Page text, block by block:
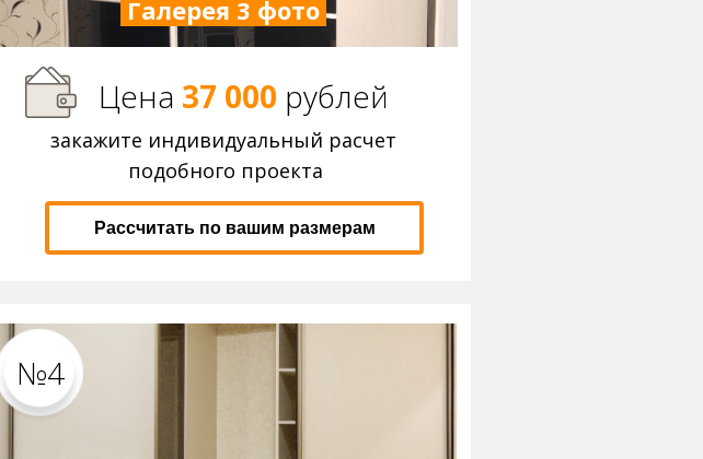
Цена 37 000 рублей
Галерея 3 фото
№4
Рассчитать по вашим размерам
закажите индивидуальный расчет
подобного проекта